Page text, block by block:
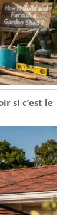
si c’est le